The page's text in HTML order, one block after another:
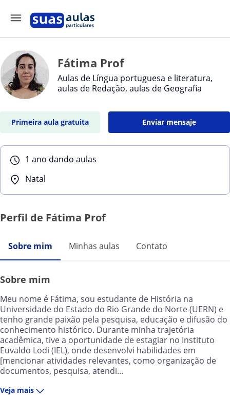
Fátima Prof
Aulas de Língua portuguesa e literatura,
aulas de Redação, aulas de Geografia
Primeira aula gratuita Enviar mensaje
1 ano dando aulas
Natal
Perfil de Fátima Prof
Sobre mim Minhas aulas Contato
Sobre mim
Meu nome é Fátima, sou estudante de História na
Universidade do Estado do Rio Grande do Norte (UERN) e
tenho grande paixão pela pesquisa, educação e difusão do
conhecimento histórico. Durante minha trajetória
acadêmica, tive a oportunidade de estagiar no Instituto
Euvaldo Lodi (IEL), onde desenvolvi habilidades em
[mencionar atividades relevantes, como organização de
documentos, pesquisa, atendi...
Veja mais